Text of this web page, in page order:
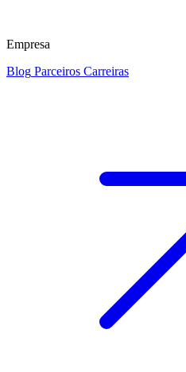
Empresa
Blog Parceiros Carreiras